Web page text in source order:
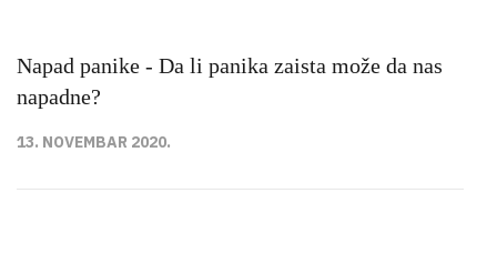
Napad panike - Da li panika zaista može da nas
napadne?
13. NOVEMBAR 2020.